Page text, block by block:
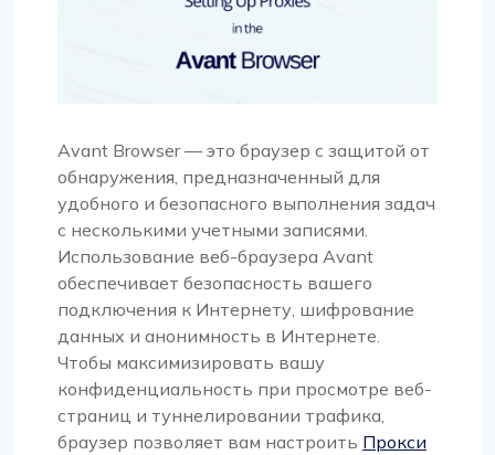
Avant Browser — это браузер с защитой от
обнаружения, предназначенный для
удобного и безопасного выполнения задач
с несколькими учетными записями.
Использование веб-браузера Avant
обеспечивает безопасность вашего
подключения к Интернету, шифрование
данных и анонимность в Интернете.
Чтобы максимизировать вашу
конфиденциальность при просмотре веб-
страниц и туннелировании трафика,
браузер позволяет вам настроить Прокси